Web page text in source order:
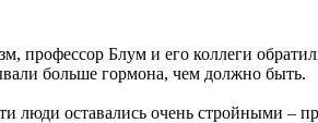
профессор Блум и его коллеги
больше гормона, чем должно быть.
люди оставались очень стройными